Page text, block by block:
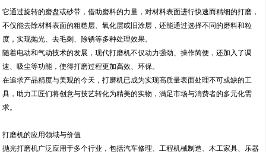
它通过旋转的磨盘或砂带，借助磨料的力量，对材料表面进行快速而精细的打磨，
不仅能去除材料表面的粗糙层、氧化层或旧涂层，还能通过选择不同的磨料和粒
度，实现抛光、去毛刺、除锈等多种处理效果。
随着电动和气动技术的发展，现代打磨机不仅动力强劲、操作简便，还加入了调
速、吸尘等功能，使得打磨过程更加高效、环保。
在追求产品精度与美观的今天，打磨机已成为实现高质量表面处理不可或缺的工
具，助力工匠们将创意与技艺转化为精美的实物，满足市场与消费者的多元化需
求。
打磨机的应用领域与价值
抛光打磨机广泛应用于多个行业，包括汽车修理、工程机械制造、木工家具、乐器